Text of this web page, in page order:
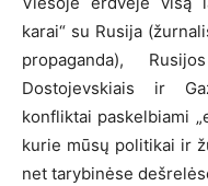
karai“ su Rusija
propaganda),
Dostojevskiais ir
konfliktai paskelbiami
kurie mūsų politikai ir
net tarybinėse